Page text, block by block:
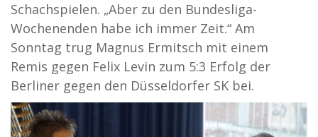
Schachspielen. „Aber zu den Bundesliga-
Wochenenden habe ich immer Zeit.“ Am
Sonntag trug Magnus Ermitsch mit einem
Remis gegen Felix Levin zum 5:3 Erfolg der
Berliner gegen den Düsseldorfer SK bei.